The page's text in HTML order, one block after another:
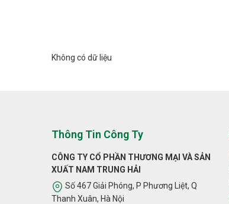
Không có dữ liệu
Thông Tin Công Ty
CÔNG TY CỔ PHẦN THƯƠNG MẠI VÀ SẢN
XUẤT NAM TRUNG HẢI
Số 467 Giải Phóng, P Phương Liệt, Q
Thanh Xuân, Hà Nội